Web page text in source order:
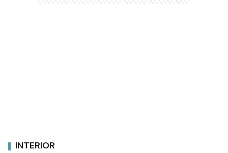
INTERIOR